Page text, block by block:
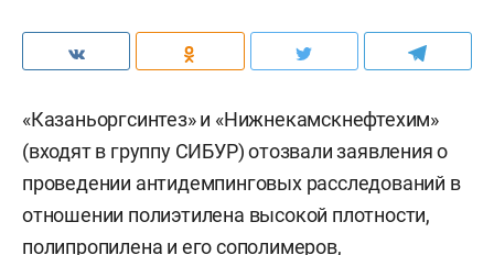
«Казаньоргсинтез» и «Нижнекамскнефтехим»
(входят в группу СИБУР) отозвали заявления о
проведении антидемпинговых расследований в
отношении полиэтилена высокой плотности,
полипропилена и его сополимеров,